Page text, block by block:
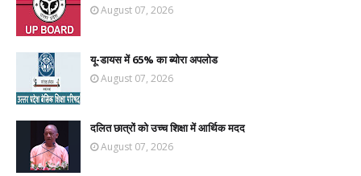
August 07, 2026
यू-डायस में 65% का ब्योरा अपलोड
August 07, 2026
दलित छात्रों को उच्च शिक्षा में आर्थिक मदद
August 07, 2026